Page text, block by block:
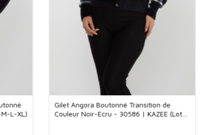
des clients et de soutenir les ventes.
8% Élasthanne : Confort unique et design élégant
de viscose et 8 % d'élasthanne, ce cardigan élève
à un tout nouveau niveau. La texture naturelle et
offre un toucher doux sur la peau, tandis que l'empiècement
de la souplesse au cardigan. De cette façon, vous pourrez
restreindre vos mouvements. Avec sa légèreté et sa
c'est un vêtement idéal lors des transitions saisonnières.
il garantit l'élégance aussi bien dans les
que plus formels. Alliant à la fois confort et élégance
ce cardigan complète parfaitement votre style.
et de qualité, nonseulement en France,
Paris, Lyon, Marseille, ainsique dans
L-XL)
Gilet Angora Boutonné Transition de
Couleur Noir-Ecru - 30586 | KAZEE (Lot